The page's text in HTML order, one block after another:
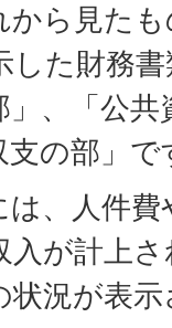
から見た
した財務
、「公
支の部」で
は、人件
が計上
状況が表